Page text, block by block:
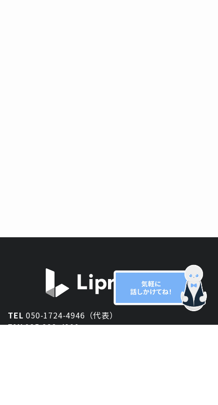
TEL050-1724-4946（代表）
FAX025-333-4900